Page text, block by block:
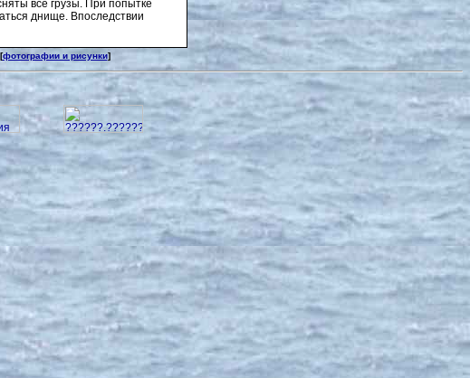
все грузы. При попытке
днище. Впоследствии
фотографии и рисунки]